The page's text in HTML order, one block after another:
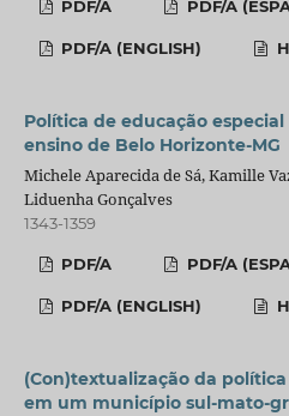
PDF/A PDF/A
PDF/A (ENGLISH)
Política de educação
ensino de Belo Horizonte-MG
Michele Aparecida de Sá, Kamille
Liduenha Gonçalves
1343-1359
PDF/A PDF/A
PDF/A (ENGLISH)
(Con)textualização da
em um município sul-mato-